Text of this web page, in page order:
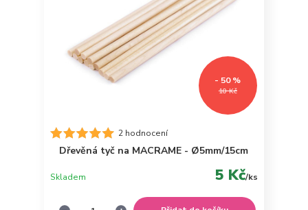
10 Kč
- 50 %
2 hodnocení
Dřevěná tyč na MACRAME - Ø5mm/15cm
5 Kč/ks
Skladem